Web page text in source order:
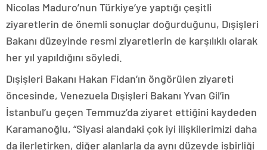
Nicolas Maduro’nun Türkiye’ye yaptığı çeşitli
ziyaretlerin de önemli sonuçlar doğurduğunu, Dışişleri
Bakanı düzeyinde resmi ziyaretlerin de karşılıklı olarak
her yıl yapıldığını söyledi.
Dışişleri Bakanı Hakan Fidan’ın öngörülen ziyareti
öncesinde, Venezuela Dışişleri Bakanı Yvan Gil’in
İstanbul’u geçen Temmuz’da ziyaret ettiğini kaydeden
Karamanoğlu, “Siyasi alandaki çok iyi ilişkilerimizi daha
da ilerletirken, diğer alanlarla da aynı düzeyde işbirliği